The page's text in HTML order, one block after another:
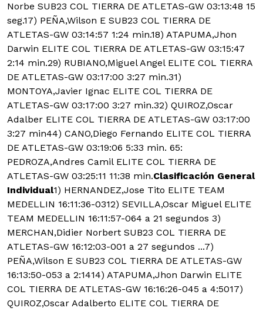
Norbe SUB23 COL TIERRA DE ATLETAS-GW 03:13:48 15
seg.17) PEÑA,Wilson E SUB23 COL TIERRA DE
ATLETAS-GW 03:14:57 1:24 min.18) ATAPUMA,Jhon
Darwin ELITE COL TIERRA DE ATLETAS-GW 03:15:47
2:14 min.29) RUBIANO,Miguel Angel ELITE COL TIERRA
DE ATLETAS-GW 03:17:00 3:27 min.31)
MONTOYA,Javier Ignac ELITE COL TIERRA DE
ATLETAS-GW 03:17:00 3:27 min.32) QUIROZ,Oscar
Adalber ELITE COL TIERRA DE ATLETAS-GW 03:17:00
3:27 min44) CANO,Diego Fernando ELITE COL TIERRA
DE ATLETAS-GW 03:19:06 5:33 min. 65:
PEDROZA,Andres Camil ELITE COL TIERRA DE
ATLETAS-GW 03:25:11 11:38 min.Clasificación General
Individual1) HERNANDEZ,Jose Tito ELITE TEAM
MEDELLIN 16:11:36-0312) SEVILLA,Oscar Miguel ELITE
TEAM MEDELLIN 16:11:57-064 a 21 segundos 3)
MERCHAN,Didier Norbert SUB23 COL TIERRA DE
ATLETAS-GW 16:12:03-001 a 27 segundos ...7)
PEÑA,Wilson E SUB23 COL TIERRA DE ATLETAS-GW
16:13:50-053 a 2:1414) ATAPUMA,Jhon Darwin ELITE
COL TIERRA DE ATLETAS-GW 16:16:26-045 a 4:5017)
QUIROZ,Oscar Adalberto ELITE COL TIERRA DE